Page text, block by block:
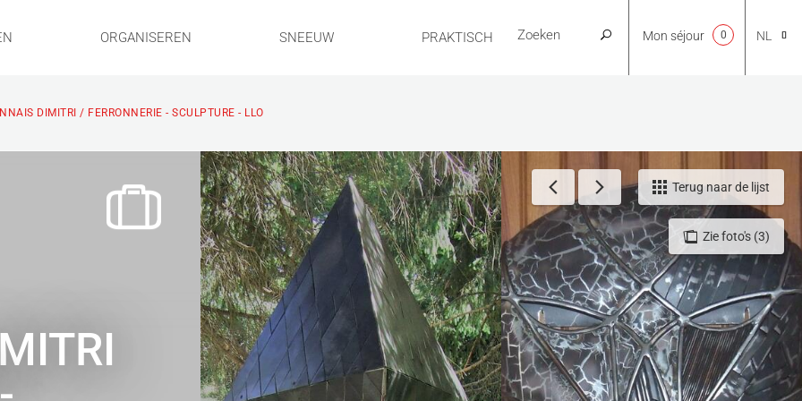
ORGANISEREN SNEEUW PRAKTISCH NL
EN
FR
ES
Mon séjour 0
DIMITRI / FERRONNERIE - SCULPTURE - LLO
Zie foto's (3)
Terug naar de lijst